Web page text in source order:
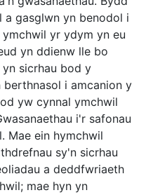
gasglwn yn benodol i
yr ydym yn eu
yn ddienw lle bo
sicrhau bod y
i amcanion y
yw cynnal ymchwil
i'r safonau
Mae ein hymchwil
sy'n sicrhau
a deddfwriaeth
mae hyn yn